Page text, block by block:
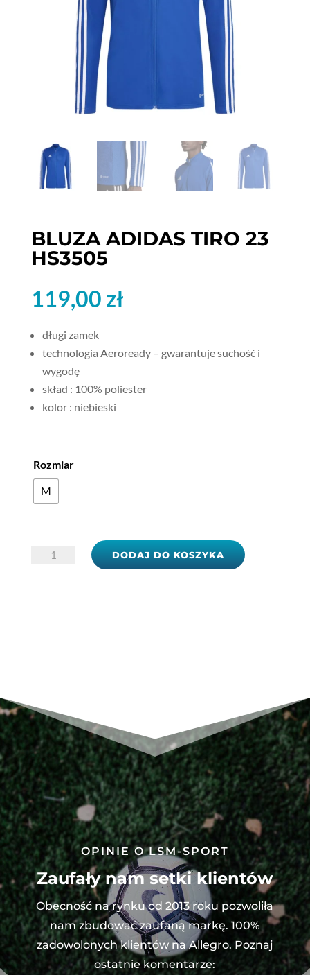
BLUZA ADIDAS TIRO 23
HS3505
119,00 zł
długi zamek
technologia Aeroready – gwarantuje suchość i
wygodę
skład : 100% poliester
kolor : niebieski
Rozmiar
M
ilość
DODAJ DO KOSZYKA
OPINIE O LSM-SPORT
Zaufały nam setki klientów
Obecność na rynku od 2013 roku pozwoliła
nam zbudować zaufaną markę. 100%
zadowolonych klientów na Allegro. Poznaj
ostatnie komentarze: